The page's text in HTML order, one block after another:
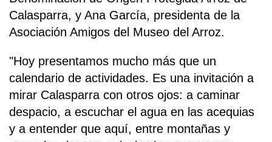
Calasparra, y Ana García, presidenta de la
Asociación Amigos del Museo del Arroz.
"Hoy presentamos mucho más que un
calendario de actividades. Es una invitación a
mirar Calasparra con otros ojos: a caminar
despacio, a escuchar el agua en las acequias
y a entender que aquí, entre montañas y